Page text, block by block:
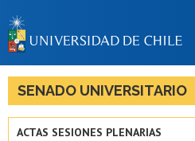
LA
SENADO UNIVERSITARIO
ACTAS SESIONES PLENARIAS